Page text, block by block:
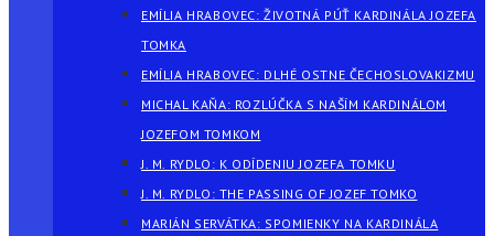
EMÍLIA HRABOVEC: ŽIVOTNÁ PÚŤ KARDINÁLA JOZEFA
TOMKA
EMÍLIA HRABOVEC: DLHÉ OSTNE ČECHOSLOVAKIZMU
MICHAL KAŇA: ROZLÚČKA S NAŠÍM KARDINÁLOM
JOZEFOM TOMKOM
J. M. RYDLO: K ODÍDENIU JOZEFA TOMKU
J. M. RYDLO: THE PASSING OF JOZEF TOMKO
MARIÁN SERVÁTKA: SPOMIENKY NA KARDINÁLA